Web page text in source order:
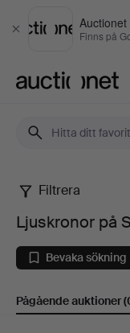
Stäng
Auctionet
Finns på
Ljuskronor
på
Filtrera
Ljuskronor på
Bevaka sökning
Pågående auktioner